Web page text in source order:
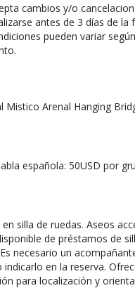
cambios y/o
antes de 3 días de la
pueden variar
Mistico Arenal Hanging
española: 50USD por
silla de ruedas. Aseos
de préstamos de
necesario un
indicarlo en la reserva.
para localización y